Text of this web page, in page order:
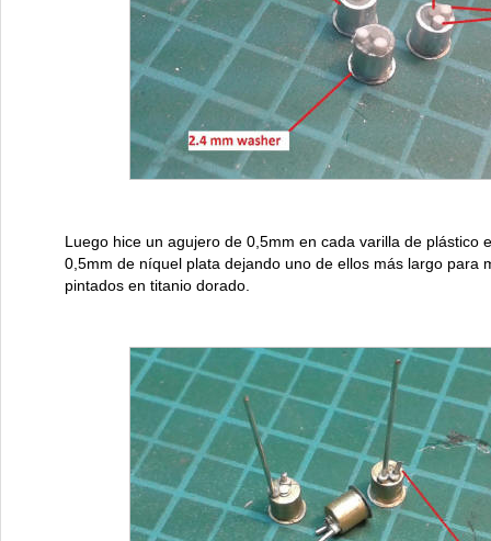
Luego hice un agujero de 0,5mm en cada varilla de plástico
0,5mm de níquel plata dejando uno de ellos más largo para
pintados en titanio dorado.